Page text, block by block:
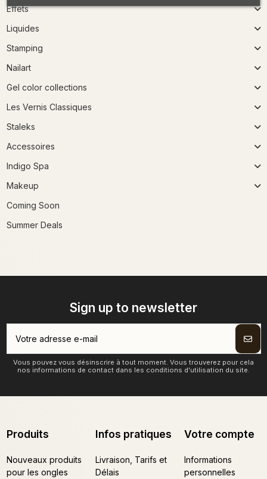
Effets
Liquides
Stamping
Nailart
Gel color collections
Les Vernis Classiques
Staleks
Accessoires
Indigo Spa
Makeup
Coming Soon
Summer Deals
Sign up to newsletter
Vous pouvez vous désinscrire à tout moment. Vous trouverez pour cela
nos informations de contact dans les conditions d'utilisation du site.
Produits
Nouveaux produits
pour les ongles
Infos pratiques
Livraison, Tarifs et
Délais
Votre compte
Informations
personnelles